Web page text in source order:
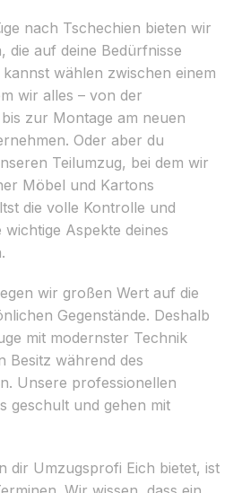
nach Tschechien bieten wir
die auf deine Bedürfnisse
wählen zwischen einem
wir alles – von der
zur Montage am neuen
Oder aber du
Teilumzug, bei dem wir
Möbel und Kartons
die volle Kontrolle und
Aspekte deines
wir großen Wert auf die
Gegenstände. Deshalb
mit modernster Technik
Besitz während des
Unsere professionellen
geschult und gehen mit
dir Umzugsprofi Eich bietet, ist